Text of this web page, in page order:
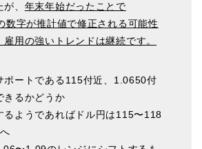
、 年末年始だったことで
数字が推計値で修正される可能性
雇用の強いトレンドは継続です。
ポートである115付近、1.0650付
きるかどうか
るようであればドル円は115〜118